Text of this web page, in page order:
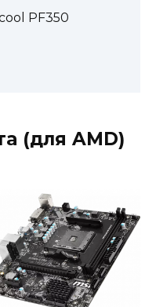
PF350
(для AMD)